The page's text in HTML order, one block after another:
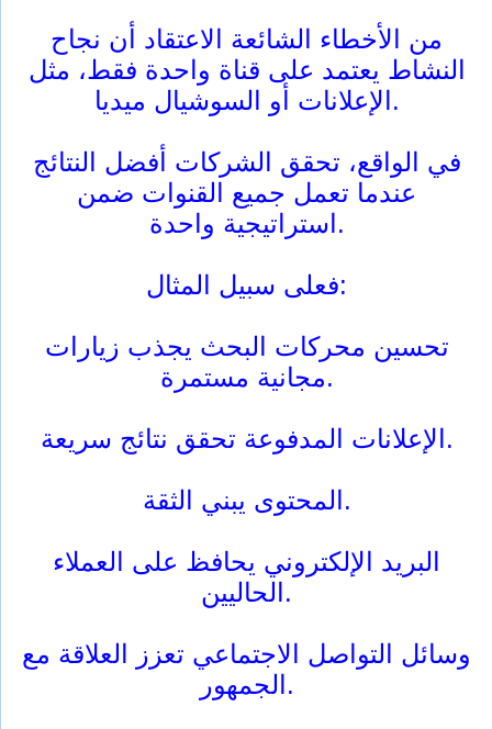
من الأخطاء الشائعة الاعتقاد أن نجاح
النشاط يعتمد على قناة واحدة فقط، مثل
الإعلانات أو السوشيال ميديا.
في الواقع، تحقق الشركات أفضل النتائج
عندما تعمل جميع القنوات ضمن
استراتيجية واحدة.
فعلى سبيل المثال:
تحسين محركات البحث يجذب زيارات
مجانية مستمرة.
الإعلانات المدفوعة تحقق نتائج سريعة.
المحتوى يبني الثقة.
البريد الإلكتروني يحافظ على العملاء
الحاليين.
وسائل التواصل الاجتماعي تعزز العلاقة مع
الجمهور.